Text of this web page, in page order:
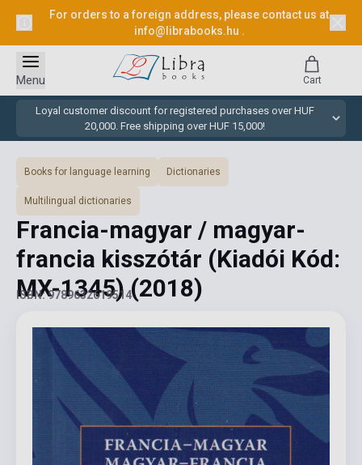
For orders to a foreign address, please contact us at
info@librabooks.hu .
Loyal customer discount for registered purchases over HUF
20,000. Free shipping over HUF 15,000!
Menu Cart
Books for language learning Dictionaries
Multilingual dictionaries
Francia-magyar / magyar-
francia kisszótár (Kiadói Kód:
MX-1345)(2018)
ISBN: 9789632619514